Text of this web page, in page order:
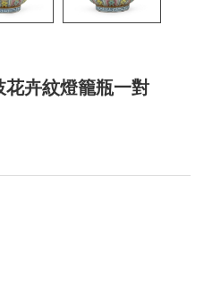
卉紋燈籠瓶一對